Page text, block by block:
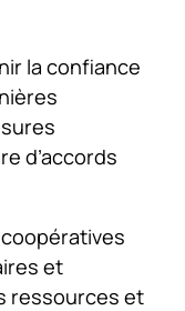
la confiance
d’accords
et
ressources et